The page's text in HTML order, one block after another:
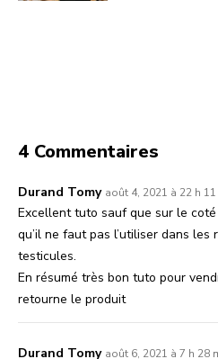
4 Commentaires
Durand Tomy août 4, 2021 à 22 h
Excellent tuto sauf que sur le coté
qu’il ne faut pas l’utiliser dans
testicules.
En résumé très bon tuto pour
retourne le produit
Durand Tomy août 6, 2021 à 7 h 28